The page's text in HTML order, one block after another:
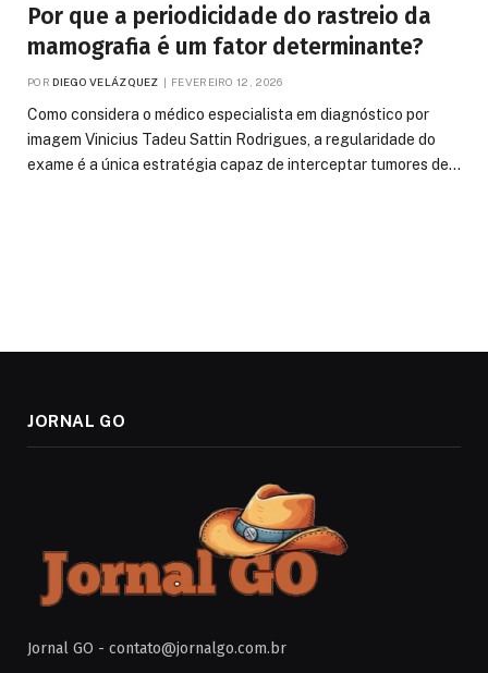
Por que a periodicidade do rastreio da
mamografia é um fator determinante?
POR DIEGO VELÁZQUEZ FEVEREIRO 12, 2026
Como considera o médico especialista em diagnóstico por
imagem Vinicius Tadeu Sattin Rodrigues, a regularidade do
exame é a única estratégia capaz de interceptar tumores de…
JORNAL GO
Jornal GO - contato@jornalgo.com.br